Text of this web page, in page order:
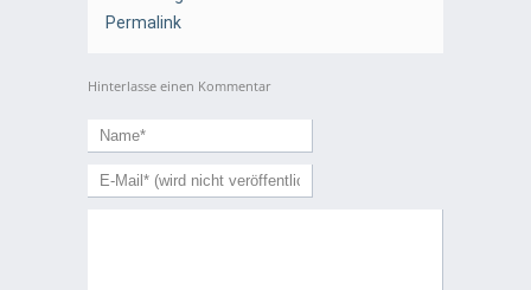
Permalink
Hinterlasse einen Kommentar